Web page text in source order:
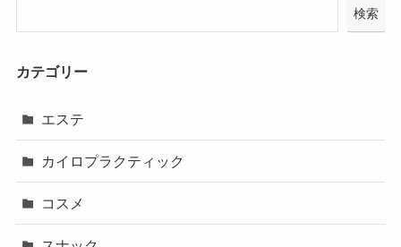
検索
カテゴリー
エステ
カイロプラクティック
コスメ